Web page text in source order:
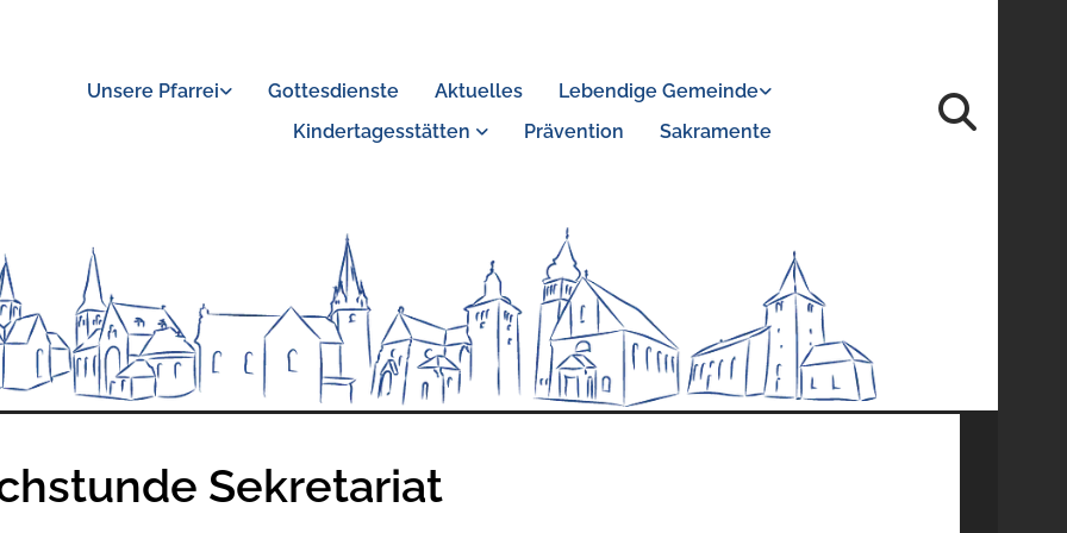
Unsere Pfarrei Gottesdienste Aktuelles
Lebendige Gemeinde
Kindertagesstätten
Prävention Sakramente
Sekretariat